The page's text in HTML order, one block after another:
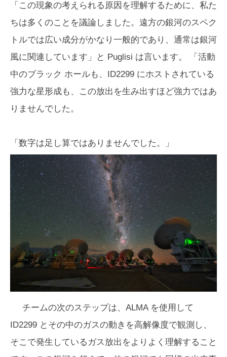
「この現象の考えられる原因を理解するために、私た
ちは多くのことを議論しました。遠方の銀河のスペク
トルでは広い成分がかなり一般的であり、通常は銀河
風に関連しています」と Puglisi は言います。 「活動
中のブラック ホールも、ID2299 にホストされている
強力な星形成も、この放出を生み出すほど強力ではあ
りませんでした。
「数字は足し算ではありませんでした。」
チームの次のステップは、ALMA を使用して
ID2299 とその中のガスの動きを高解像度で観測し、
そこで発生しているガス放出をよりよく理解すること